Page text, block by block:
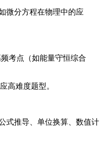
微分方程在物理中的应
考点（如能量守恒综合
高难度题型。
式推导、单位换算、数值计